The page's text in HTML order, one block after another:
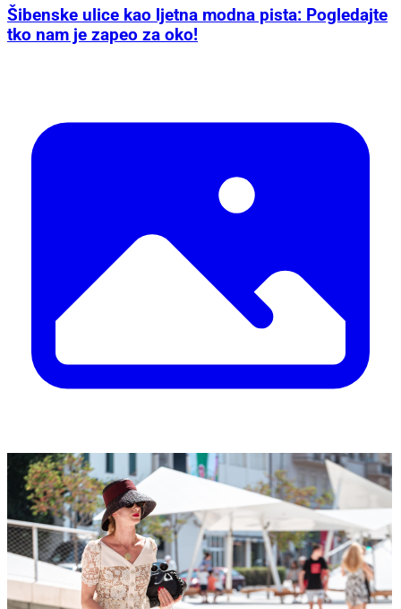
Šibenske ulice kao ljetna modna pista: Pogledajte
tko nam je zapeo za oko!